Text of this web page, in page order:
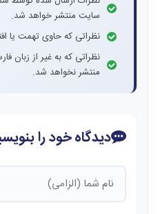
سایت منتشر خواهد شد.
نظراتی که حاوی تهمت یا
نظراتی که به غیر از زبان
منتشر نخواهد شد.
دیدگاه خود را